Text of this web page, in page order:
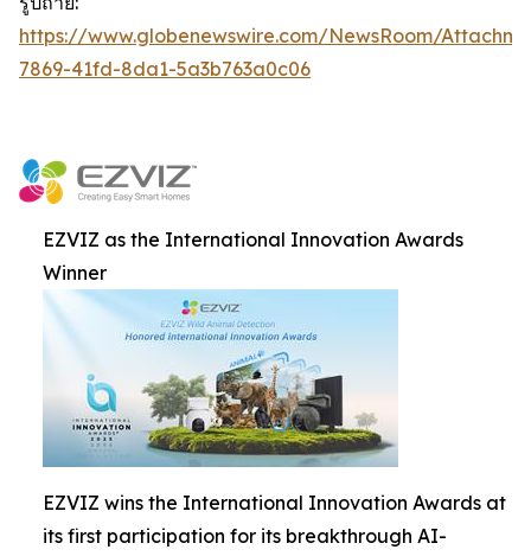
https://www.globenewswire.com/NewsRoom/
7869-41fd-8da1-5a3b763a0c06
EZVIZ as the International Innovation Awards
Winner
EZVIZ wins the International Innovation Awards at
its first participation for its breakthrough AI-